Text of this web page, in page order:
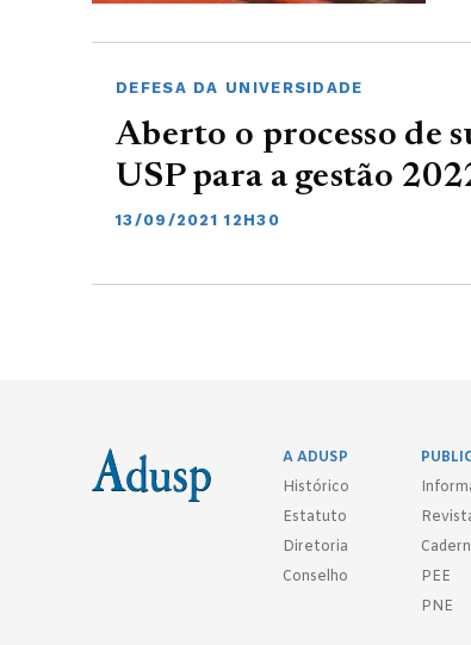
DEFESA DA UNIVERSIDADE
Aberto o processo de
USP para a gestão
13/09/2021 12H30
A ADUSP
Histórico
Estatuto
Diretoria
Conselho
PEE
PNE